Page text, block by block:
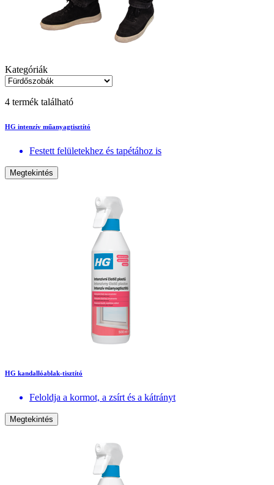
Kategóriák
4 termék található
HG intenzív műanyagtisztító
Festett felületekhez és tapétához is
Megtekintés
HG kandallóablak-tisztító
Feloldja a kormot, a zsírt és a kátrányt
Megtekintés